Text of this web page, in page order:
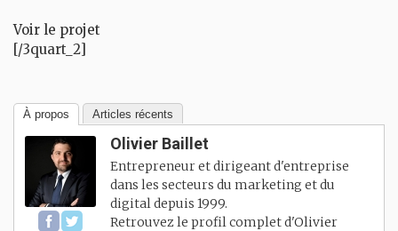
Voir le projet
[/3quart_2]
À propos Articles récents
Olivier Baillet
Entrepreneur et dirigeant d'entreprise
dans les secteurs du marketing et du
digital depuis 1999.
Retrouvez le profil complet d'Olivier